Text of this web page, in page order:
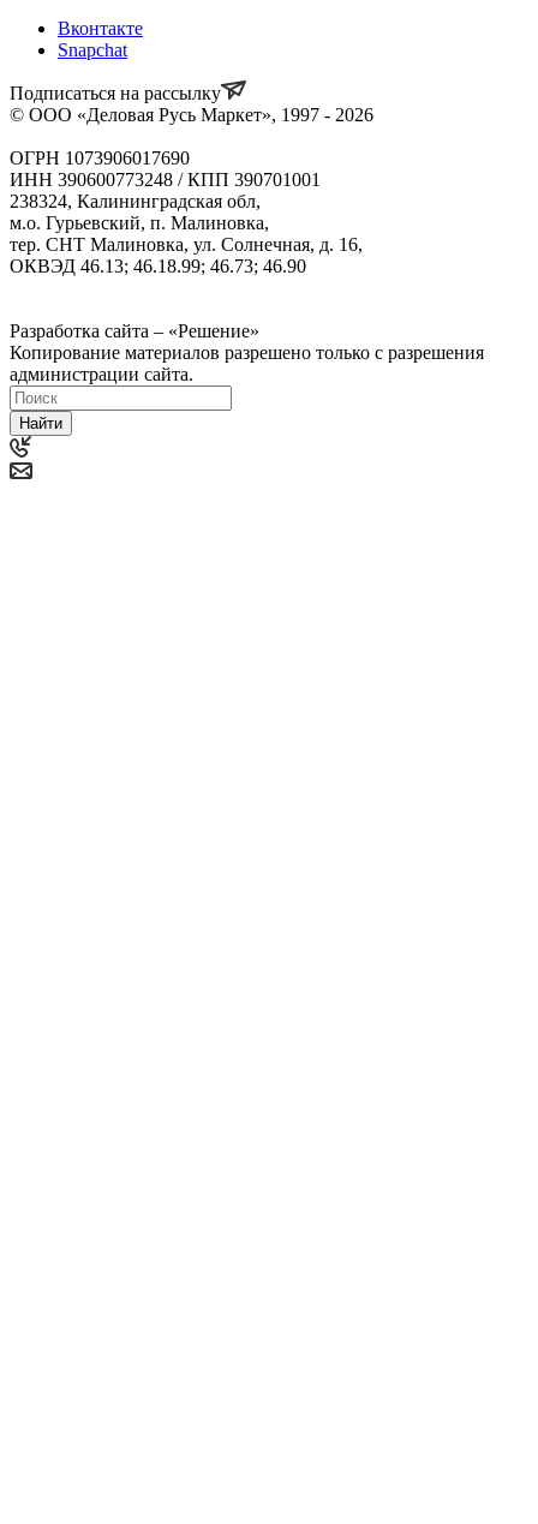
Вконтакте
Snapchat
Подписаться на рассылку
© ООО «Деловая Русь Маркет», 1997 - 2026
ОГРН 1073906017690
ИНН 390600773248 / КПП 390701001
238324, Калининградская обл,
м.о. Гурьевский, п. Малиновка,
тер. СНТ Малиновка, ул. Солнечная, д. 16,
ОКВЭД 46.13; 46.18.99; 46.73; 46.90
Разработка сайта – «Решение»
Копирование материалов разрешено только с разрешения
администрации сайта.
Найти